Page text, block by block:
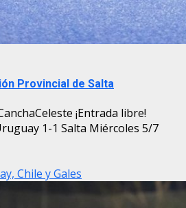
Provincial de Salta
¡Entrada libre!
1-1 Salta Miércoles 5/7
Chile y Gales